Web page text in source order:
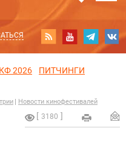
2026
ПИТЧИНГИ
Новости кинофестивалей
3180